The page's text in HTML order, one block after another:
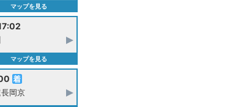
マップを見る
マップを見る
岡京